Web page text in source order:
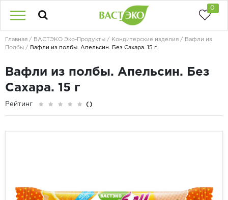
0
Главная ВАСТЭКО Эко-Продукты Кондитерские изделия
Вафли из
Полбы
Вафли из полбы. Апельсин. Без Сахара. 15 г
Вафли из полбы. Апельсин. Без
Сахара. 15 г
Рейтинг ()